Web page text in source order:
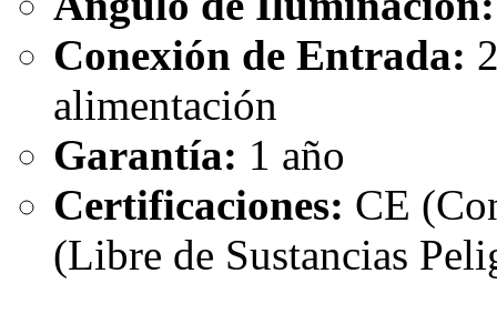
Conexión de Entrada:
alimentación
Garantía: 1 año
Certificaciones: CE
(Libre de Sustancias